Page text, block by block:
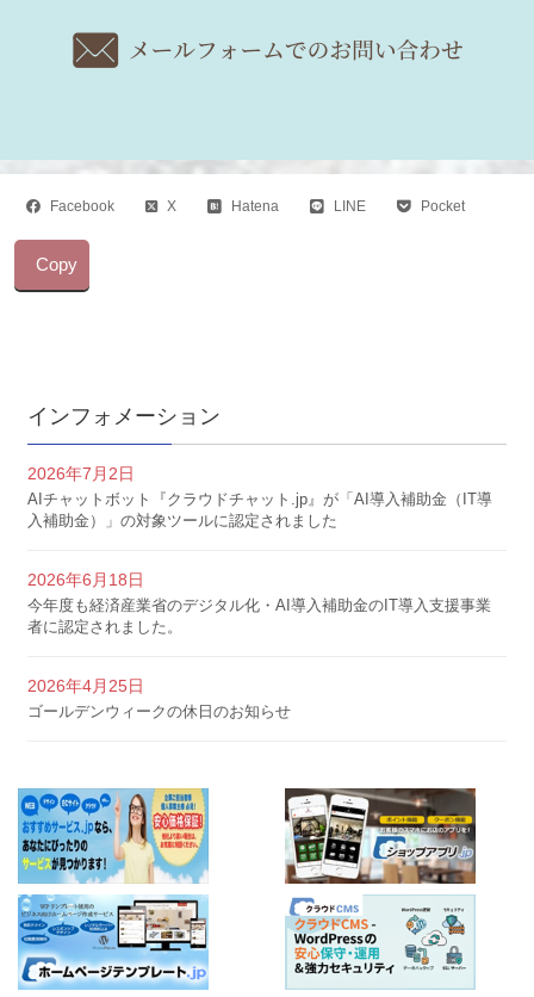
Facebook X Hatena LINE Pocket
Copy
インフォメーション
2026年7月2日
AIチャットボット『クラウドチャット.jp』が「AI導入補助金（IT導
入補助金）」の対象ツールに認定されました
2026年6月18日
今年度も経済産業省のデジタル化・AI導入補助金のIT導入支援事業
者に認定されました。
2026年4月25日
ゴールデンウィークの休日のお知らせ